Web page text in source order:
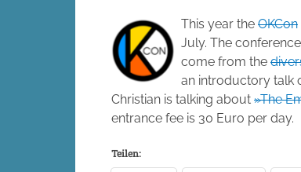
This year the OKCon
July. The
come from the
an introductory talk
Christian is talking about »The
entrance fee is 30 Euro per day.
Teilen: